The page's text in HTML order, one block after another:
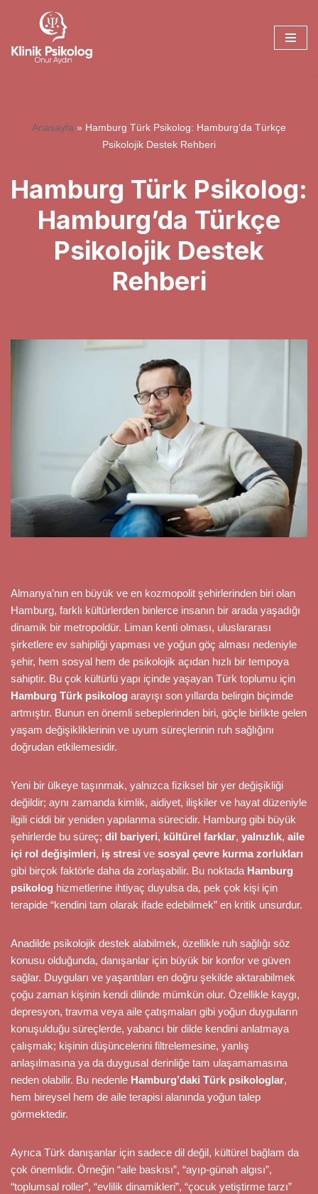
geç
Anasayfa » Hamburg Türk Psikolog: Hamburg’da Türkçe
Psikolojik Destek Rehberi
Hamburg Türk Psikolog:
Hamburg’da Türkçe
Psikolojik Destek
Rehberi
Almanya’nın en büyük ve en kozmopolit şehirlerinden biri olan
Hamburg, farklı kültürlerden binlerce insanın bir arada yaşadığı
dinamik bir metropoldür. Liman kenti olması, uluslararası
şirketlere ev sahipliği yapması ve yoğun göç alması nedeniyle
şehir, hem sosyal hem de psikolojik açıdan hızlı bir tempoya
sahiptir. Bu çok kültürlü yapı içinde yaşayan Türk toplumu için
Hamburg Türk psikolog arayışı son yıllarda belirgin biçimde
artmıştır. Bunun en önemli sebeplerinden biri, göçle birlikte gelen
yaşam değişikliklerinin ve uyum süreçlerinin ruh sağlığını
doğrudan etkilemesidir.
Yeni bir ülkeye taşınmak, yalnızca fiziksel bir yer değişikliği
değildir; aynı zamanda kimlik, aidiyet, ilişkiler ve hayat düzeniyle
ilgili ciddi bir yeniden yapılanma sürecidir. Hamburg gibi büyük
şehirlerde bu süreç; dil bariyeri, kültürel farklar, yalnızlık, aile
içi rol değişimleri, iş stresi ve sosyal çevre kurma zorlukları
gibi birçok faktörle daha da zorlaşabilir. Bu noktada Hamburg
psikolog hizmetlerine ihtiyaç duyulsa da, pek çok kişi için
terapide “kendini tam olarak ifade edebilmek” en kritik unsurdur.
Anadilde psikolojik destek alabilmek, özellikle ruh sağlığı söz
konusu olduğunda, danışanlar için büyük bir konfor ve güven
sağlar. Duyguları ve yaşantıları en doğru şekilde aktarabilmek
çoğu zaman kişinin kendi dilinde mümkün olur. Özellikle kaygı,
depresyon, travma veya aile çatışmaları gibi yoğun duyguların
konuşulduğu süreçlerde, yabancı bir dilde kendini anlatmaya
çalışmak; kişinin düşüncelerini filtrelemesine, yanlış
anlaşılmasına ya da duygusal derinliğe tam ulaşamamasına
neden olabilir. Bu nedenle Hamburg’daki Türk psikologlar,
hem bireysel hem de aile terapisi alanında yoğun talep
görmektedir.
Ayrıca Türk danışanlar için sadece dil değil, kültürel bağlam da
çok önemlidir. Örneğin “aile baskısı”, “ayıp-günah algısı”,
“toplumsal roller”, “evlilik dinamikleri”, “çocuk yetiştirme tarzı”